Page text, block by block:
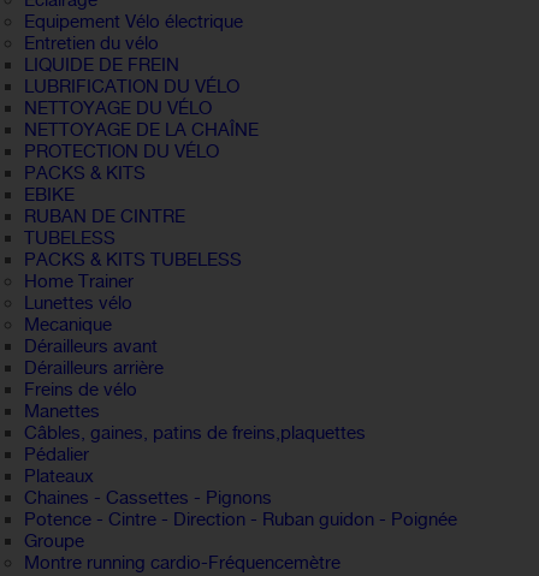
Equipement Vélo électrique
Entretien du vélo
LIQUIDE DE FREIN
LUBRIFICATION DU VÉLO
NETTOYAGE DU VÉLO
NETTOYAGE DE LA CHAÎNE
PROTECTION DU VÉLO
PACKS & KITS
EBIKE
RUBAN DE CINTRE
TUBELESS
PACKS & KITS TUBELESS
Home Trainer
Lunettes vélo
Mecanique
Dérailleurs avant
Dérailleurs arrière
Freins de vélo
Manettes
Câbles, gaines, patins de freins,plaquettes
Pédalier
Plateaux
Chaines - Cassettes - Pignons
Potence - Cintre - Direction - Ruban guidon - Poignée
Groupe
Montre running cardio-Fréquencemètre